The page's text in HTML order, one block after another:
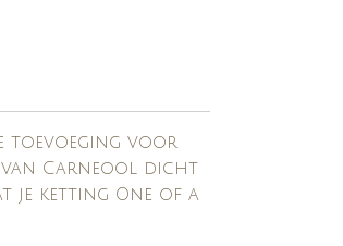
toevoeging voor
van Carneool dicht
je ketting One of a